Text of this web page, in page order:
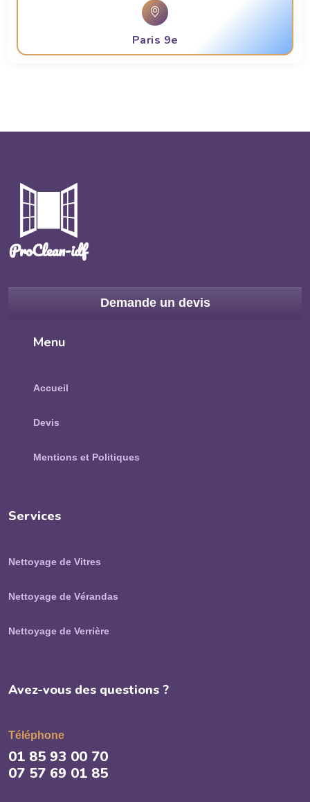
Paris 9e
Demande un devis
Menu
Accueil
Devis
Mentions et Politiques
Services
Nettoyage de Vitres
Nettoyage de Vérandas
Nettoyage de Verrière
Avez-vous des questions ?
Téléphone
01 85 93 00 70
07 57 69 01 85